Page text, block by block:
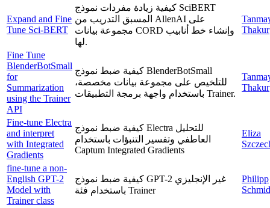
Expand and Fine
Tune Sci-BERT
كيفية زيادة مفردات نموذج SciBERT
المسبق التدريب من AllenAI على
مجموعة بيانات CORD وإنشاء خط أنابيب
لها.
Thakur
Fine Tune
BlenderBotSmall
for
Summarization
using the Trainer
API
كيفية ضبط نموذج BlenderBotSmall
للتلخيص على مجموعة بيانات مخصصة،
باستخدام واجهة برمجة التطبيقات Trainer.
Thakur
Fine-tune Electra
and interpret
with Integrated
Gradients
كيفية ضبط نموذج Electra للتحليل
العاطفي وتفسير التنبؤات باستخدام
Captum Integrated Gradients
Eliza
fine-tune a non-
English GPT-2
Model with
Trainer class
كيفية ضبط نموذج GPT-2 غير الإنجليزي
باستخدام فئة Trainer
Philipp
Schmid